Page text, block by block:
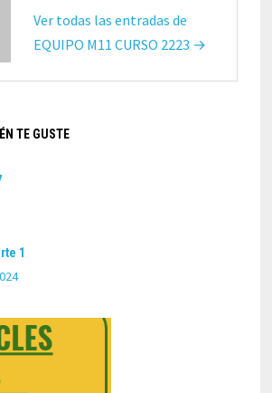
Ver todas las entradas de
EQUIPO M11 CURSO 2223 →
TE GUSTE
1